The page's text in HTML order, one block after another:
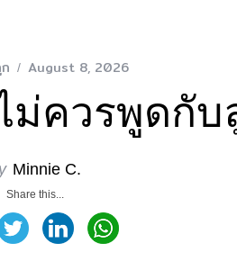
August 8, 2026
ม่ควรพูดกับ
Minnie C.
Share this...